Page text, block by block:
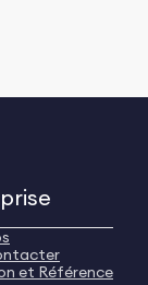
et Référence